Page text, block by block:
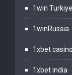
1win Turkiye
1winRussia
1xbet
1xbet india